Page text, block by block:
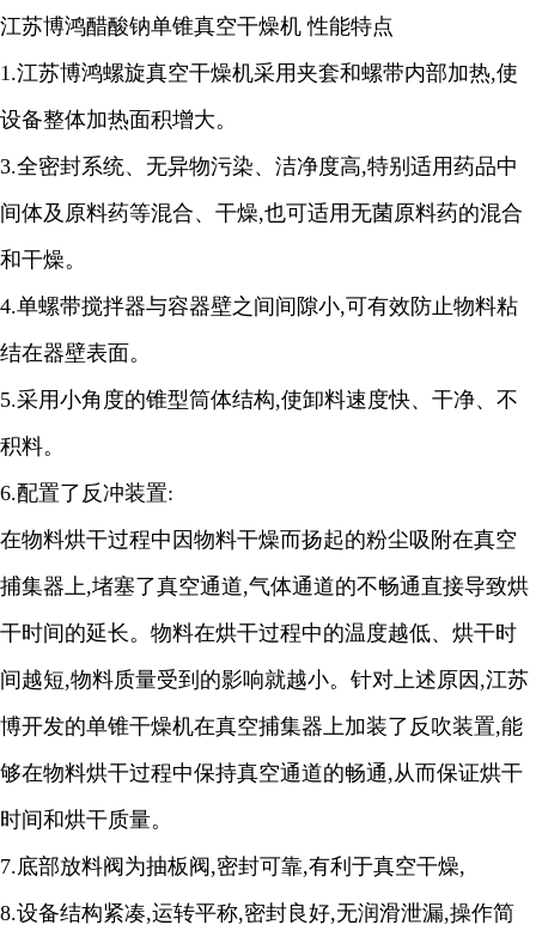
江苏博鸿醋酸钠单锥真空干燥机 性能特点
1.江苏博鸿螺旋真空干燥机采用夹套和螺带内部加热,使
设备整体加热面积增大。
3.全密封系统、无异物污染、洁净度高,特别适用药品中
间体及原料药等混合、干燥,也可适用无菌原料药的混合
和干燥。
4.单螺带搅拌器与容器壁之间间隙小,可有效防止物料粘
结在器壁表面。
5.采用小角度的锥型筒体结构,使卸料速度快、干净、不
积料。
6.配置了反冲装置:
在物料烘干过程中因物料干燥而扬起的粉尘吸附在真空
捕集器上,堵塞了真空通道,气体通道的不畅通直接导致烘
干时间的延长。物料在烘干过程中的温度越低、烘干时
间越短,物料质量受到的影响就越小。针对上述原因 ,江苏
博开发的单锥干燥机在真空捕集器上加装了反吹装置,能
够在物料烘干过程中保持真空通道的畅通,从而保证烘干
时间和烘干质量。
7.底部放料阀为抽板阀 ,密封可靠,有利于真空干燥,
8.设备结构紧凑,运转平称,密封良好,无润滑泄漏,操作简